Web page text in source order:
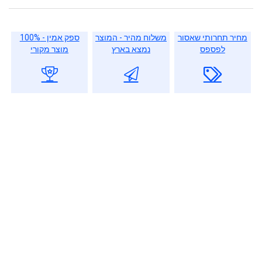
מחיר תחרותי שאסור
לפספס
משלוח מהיר - המוצר
נמצא בארץ
ספק אמין - 100%
מוצר מקורי